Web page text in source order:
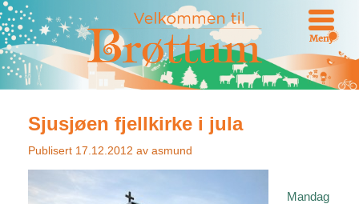
Meny
Sjusjøen fjellkirke i jula
Publisert 17.12.2012 av asmund
Mandag